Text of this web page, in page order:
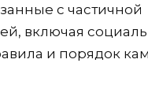
с частичной
включая
и порядок